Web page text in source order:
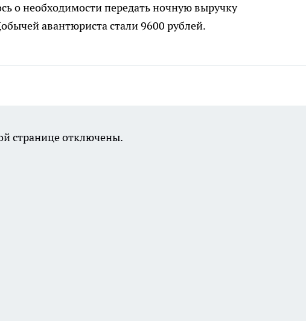
о необходимости передать ночную выручку
авантюриста стали 9600 рублей.
странице отключены.